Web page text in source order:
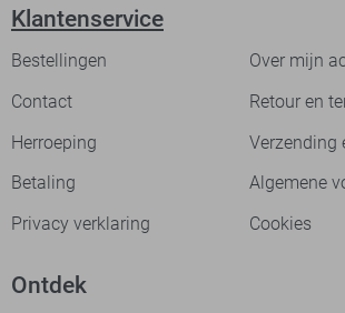
Klantenservice
Bestellingen
Over mijn
Contact
Retour en
Herroeping
Verzending
Betaling
Algemene
Privacy verklaring
Cookies
Ontdek